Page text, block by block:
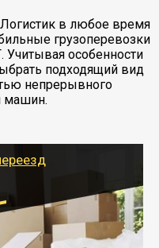
Логистик в любое время
грузоперевозки
Учитывая особенности
подходящий вид
непрерывного
машин.
тонны